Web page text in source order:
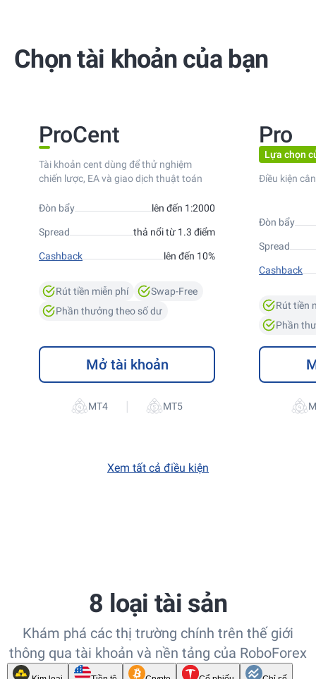
Chọn tài khoản của bạn
ProCent
Tài khoản cent dùng để thử nghiệm
chiến lược, EA và giao dịch thuật toán
Đòn bẩy lên đến 1:2000
Spread thả nổi từ 1.3 điểm
Cashback lên đến 10%
Rút tiền miễn phí
Swap-Free
Phần thưởng theo số dư
Mở tài khoản
|
Pro
Lựa chọn
Điều kiện
Đòn bẩy
Spread
Cashback
Rút tiền
Phần
Xem tất cả điều kiện
8 loại tài sản
Khám phá các thị trường chính trên thế giới
thông qua tài khoản và nền tảng của RoboForex